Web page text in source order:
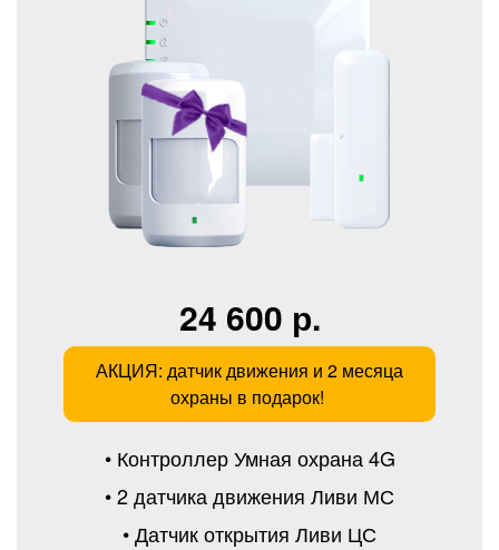
24 600 р.
АКЦИЯ: датчик движения и 2 месяца
охраны в подарок!
• Контроллер Умная охрана 4G
• 2 датчика движения Ливи МС
• Датчик открытия Ливи ЦС